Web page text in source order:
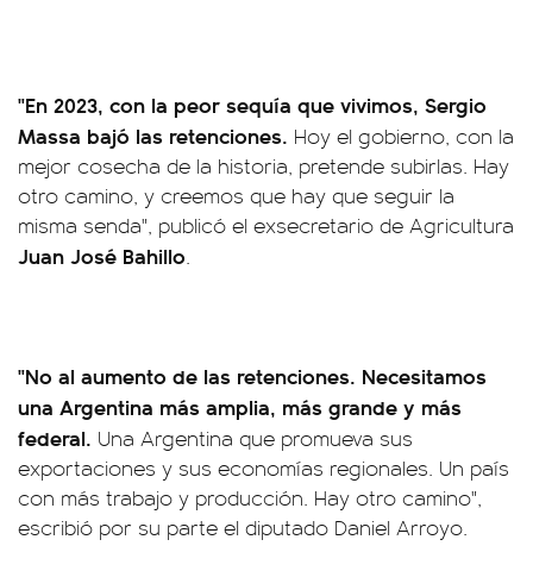
"En 2023, con la peor sequía que vivimos, Sergio
Massa bajó las retenciones. Hoy el gobierno, con la
mejor cosecha de la historia, pretende subirlas. Hay
otro camino, y creemos que hay que seguir la
misma senda", publicó el exsecretario de Agricultura
Juan José Bahillo.
"No al aumento de las retenciones. Necesitamos
una Argentina más amplia, más grande y más
federal. Una Argentina que promueva sus
exportaciones y sus economías regionales. Un país
con más trabajo y producción. Hay otro camino",
escribió por su parte el diputado Daniel Arroyo.